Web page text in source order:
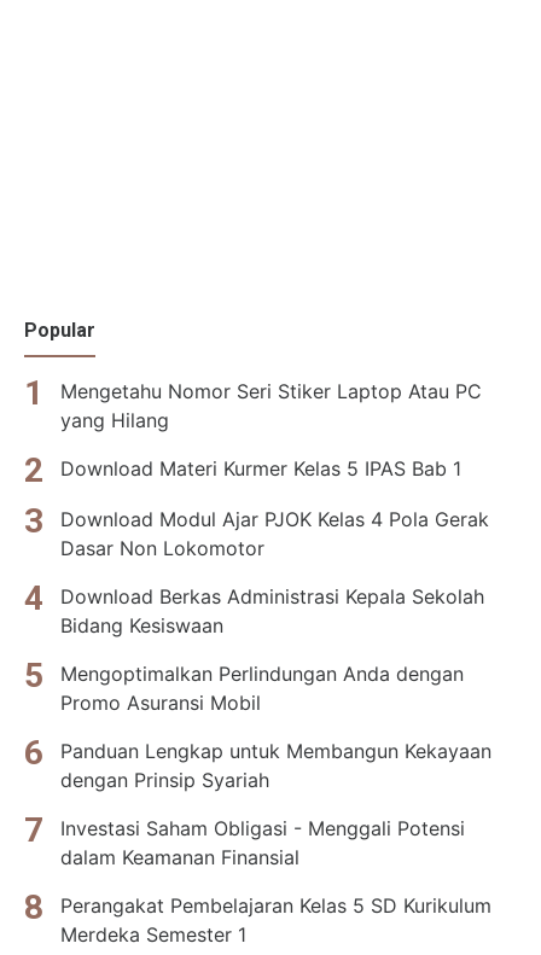
Popular
Mengetahu Nomor Seri Stiker Laptop Atau PC
yang Hilang
Download Materi Kurmer Kelas 5 IPAS Bab 1
Download Modul Ajar PJOK Kelas 4 Pola Gerak
Dasar Non Lokomotor
Download Berkas Administrasi Kepala Sekolah
Bidang Kesiswaan
Mengoptimalkan Perlindungan Anda dengan
Promo Asuransi Mobil
Panduan Lengkap untuk Membangun Kekayaan
dengan Prinsip Syariah
Investasi Saham Obligasi - Menggali Potensi
dalam Keamanan Finansial
Perangakat Pembelajaran Kelas 5 SD Kurikulum
Merdeka Semester 1